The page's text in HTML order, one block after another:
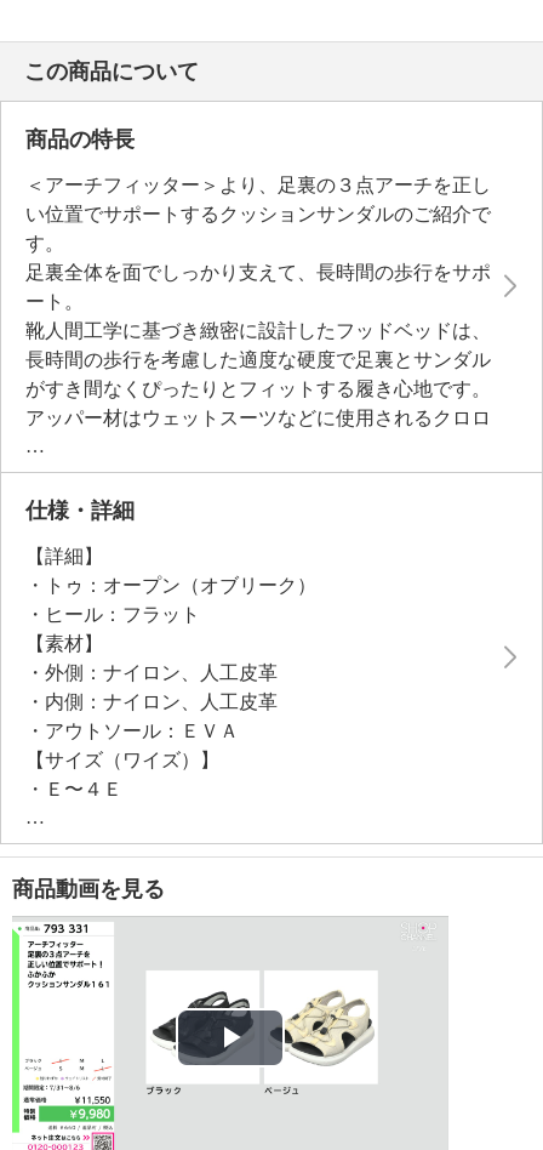
この商品について
商品の特長
＜アーチフィッター＞より、足裏の３点アーチを正し
い位置でサポートするクッションサンダルのご紹介で
す。
足裏全体を面でしっかり支えて、長時間の歩行をサポ
ート。
靴人間工学に基づき緻密に設計したフッドベッドは、
長時間の歩行を考慮した適度な硬度で足裏とサンダル
がすき間なくぴったりとフィットする履き心地です。
アッパー材はウェットスーツなどに使用されるクロロ
プレンゴムを採用。
素材特性である伸縮性、クッション性などを活かし、
肌あたりもやわらかです。
のシューレースでお客様の足にあわせて調整可能。
サイドをオープンにすることで、ぬけ感をもたせたデ
ザインになっています♪
仕様・詳細
【詳細】
・トゥ：オープン（オブリーク）
・ヒール：フラット
【素材】
・外側：ナイロン、人工皮革
・内側：ナイロン、人工皮革
・アウトソール：ＥＶＡ
【サイズ（ワイズ）】
・Ｅ〜４Ｅ
【サイズ（その他）】
・ヒールの高さ：約４ｃｍ
※インソール含まず
【重さ】
・片足約２００ｇ（サイズにより多少差異あり）
【メンテナンス】
※詳細は取扱説明書参照
【使用上の注意】
※詳細は取扱説明書参照
・本品は治療用ではないので、使用目的外の使用はし
ない
・次の方は医師に相談の上、使用する
商品動画を見る
Play